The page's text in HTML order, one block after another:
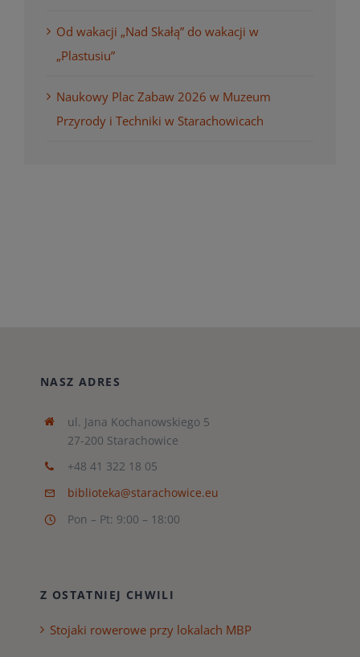
Od wakacji „Nad Skałą” do wakacji w
„Plastusiu”
Naukowy Plac Zabaw 2026 w Muzeum
Przyrody i Techniki w Starachowicach
NASZ ADRES
ul. Jana Kochanowskiego 5
27-200 Starachowice
+48 41 322 18 05
biblioteka@starachowice.eu
Pon – Pt: 9:00 – 18:00
Z OSTATNIEJ CHWILI
Stojaki rowerowe przy lokalach MBP